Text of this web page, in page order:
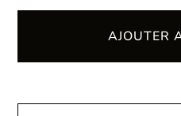
AJOUTER